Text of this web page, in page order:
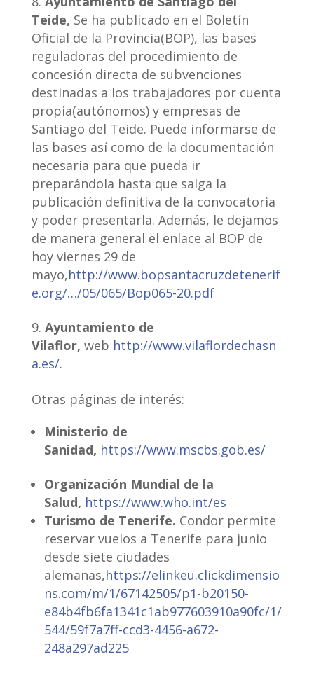
Teide, Se ha publicado en el Boletín
Oficial de la Provincia(BOP), las bases
reguladoras del procedimiento de
concesión directa de subvenciones
destinadas a los trabajadores por cuenta
propia(autónomos) y empresas de
Santiago del Teide. Puede informarse de
las bases así como de la documentación
necesaria para que pueda ir
preparándola hasta que salga la
publicación definitiva de la convocatoria
y poder presentarla. Además, le dejamos
de manera general el enlace al BOP de
hoy viernes 29 de
mayo,http://www.bopsantacruzdetenerif
e.org/…/05/065/Bop065-20.pdf
Ayuntamiento de
Vilaflor, web http://www.vilaflordechasn
a.es/.
Otras páginas de interés:
Ministerio de
Sanidad, https://www.mscbs.gob.es/
Organización Mundial de la
Salud, https://www.who.int/es
Turismo de Tenerife. Condor permite
reservar vuelos a Tenerife para junio
desde siete ciudades
alemanas,https://elinkeu.clickdimensio
ns.com/m/1/67142505/p1-b20150-
e84b4fb6fa1341c1ab977603910a90fc/1/
544/59f7a7ff-ccd3-4456-a672-
248a297ad225